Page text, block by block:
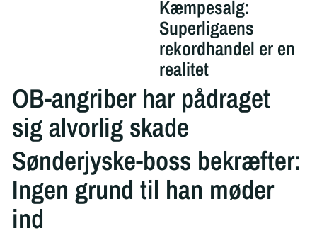
Kæmpesalg:
Superligaens
rekordhandel er en
realitet
OB-angriber har pådraget
sig alvorlig skade
Sønderjyske-boss bekræfter:
Ingen grund til han møder
ind